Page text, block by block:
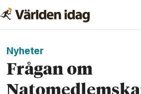
Nyheter
Frågan om